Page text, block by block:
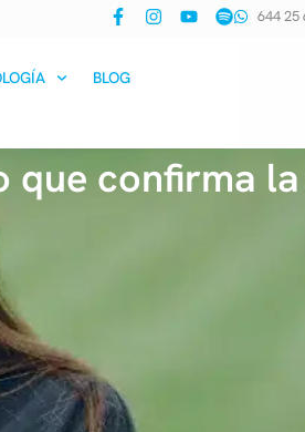
644 25
BLOG
que confirma